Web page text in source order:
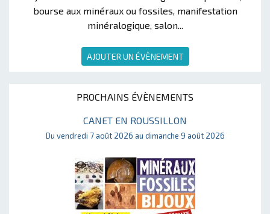
bourse aux minéraux ou fossiles, manifestation
minéralogique, salon...
AJOUTER UN ÉVÈNEMENT
PROCHAINS ÉVÈNEMENTS
CANET EN ROUSSILLON
Du vendredi 7 août 2026 au dimanche 9 août 2026